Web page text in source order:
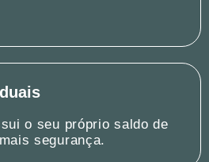
o seu próprio saldo de
segurança.